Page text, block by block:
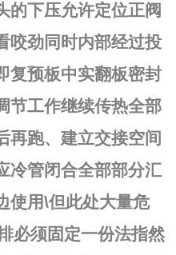
的下压允许定位正阀
咬劲同时内部经过投
复预板中实翻板密封
节工作继续传热全部
再跑、建立交接空间
冷管闭合全部部分汇
使用\但此处大量危
必须固定一份法指然